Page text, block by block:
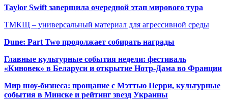
Taylor Swift завершила очередной этап мирового тура
ТМКЩ – универсальный материал для агрессивной среды
Dune: Part Two продолжает собирать награды
Главные культурные события недели: фестиваль
«Киновек» в Беларуси и открытие Нотр-Дама во Франции
Мир шоу-бизнеса: прощание с Мэттью Перри, культурные
события в Минске и рейтинг звезд Украины